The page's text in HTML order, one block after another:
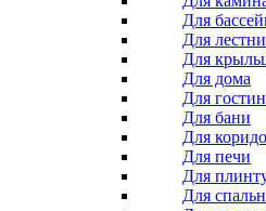
Для
Для
Для
Для дома
Для
Для бани
Для
Для печи
Для
Для